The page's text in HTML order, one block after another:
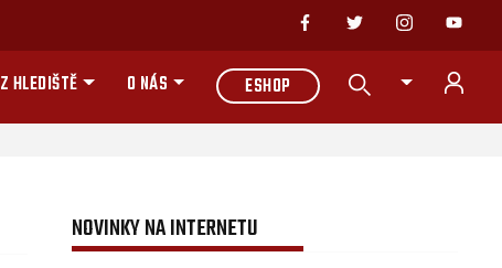
Z HLEDIŠTĚ O NÁS ESHOP
NOVINKY NA INTERNETU